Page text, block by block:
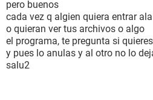
pero buenos
cada vez q algien quiera entrar
o quieran ver tus archivos o algo
el programa, te pregunta si
y pues lo anulas y al otro no lo
salu2